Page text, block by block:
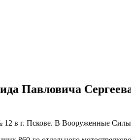
Павловича
в г. Пскове. В Вооруженные